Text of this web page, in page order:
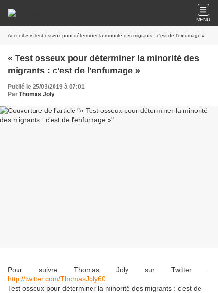
MENU
Accueil » « Test osseux pour déterminer la minorité des migrants : c'est de l'enfumage »
« Test osseux pour déterminer la minorité des
migrants : c'est de l'enfumage »
Publié le 25/03/2019 à 07:01
Par Thomas Joly
Pour suivre Thomas Joly sur Twitter :
http://twitter.com/ThomasJoly60
Test osseux pour déterminer la minorité des migrants : c'est de